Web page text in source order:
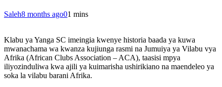
Saleh8 months ago01 mins
Klabu ya Yanga SC imeingia kwenye historia baada ya kuwa
mwanachama wa kwanza kujiunga rasmi na Jumuiya ya Vilabu vya
Afrika (African Clubs Association – ACA), taasisi mpya
iliyozinduliwa kwa ajili ya kuimarisha ushirikiano na maendeleo ya
soka la vilabu barani Afrika.